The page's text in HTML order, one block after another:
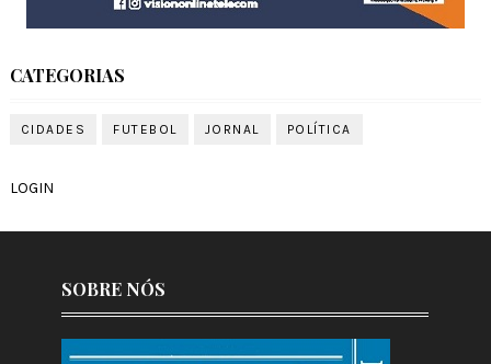
CATEGORIAS
CIDADES FUTEBOL JORNAL POLÍTICA
LOGIN
SOBRE NÓS